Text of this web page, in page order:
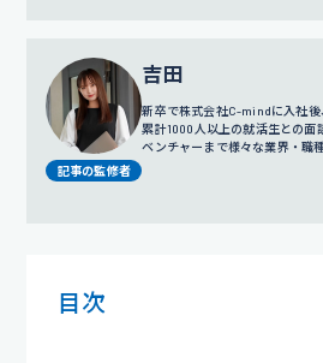
記事の監修者
吉田
新卒で株式会社C-mindに入社
累計1000人以上の就活生との面
ベンチャーまで様々な業界・職
目次